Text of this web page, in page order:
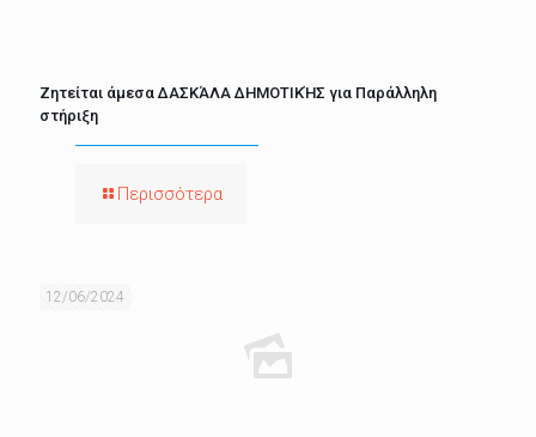
Ζητείται άμεσα ΔΑΣΚΆΛΑ ΔΗΜΟΤΙΚΉΣ για Παράλληλη
στήριξη
Περισσότερα
12/06/2024